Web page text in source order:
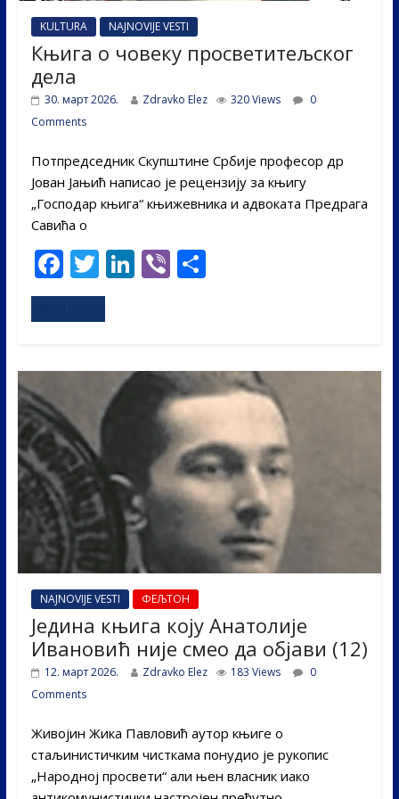
KULTURA NAJNOVIJE VESTI
Књига о човеку просветитељског
дела
30. март 2026. Zdravko Elez 320 Views
0
Comments
Потпредседник Скупштине Србије професор др
Јован Јањић написао је рецензију за књигу
„Господар књига“ књижевника и адвоката Предрага
Савића о
F
ac
e
o
o
k
T
w
itt
Li
dI
Vi S
NAJNOVIJE VESTI ФЕЉТОН
Једина књига коју Анатолије
Ивановић није смео да објави (12)
12. март 2026. Zdravko Elez 183 Views
0
Comments
Живојин Жика Павловић аутор књиге о
стаљинистичким чисткама понудио је рукопис
„Народној просвети“ али њен власник иако